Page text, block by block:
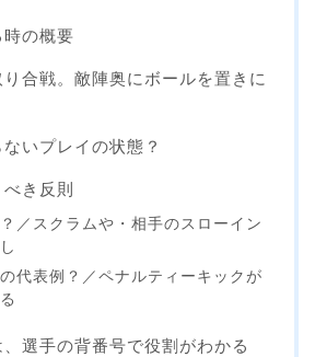
時の概要
合戦。敵陣奥にボールを置きに
いプレイの状態？
き反則
／スクラムや・相手のスローイン
代表例？／ペナルティーキックが
選手の背番号で役割がわかる